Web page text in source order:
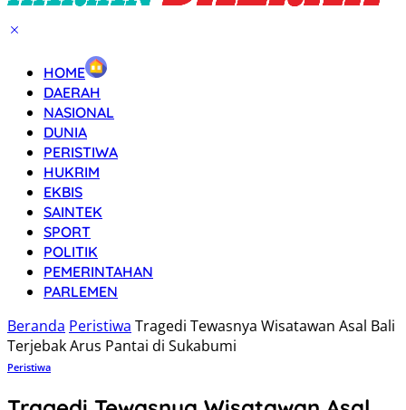
HOME
DAERAH
NASIONAL
DUNIA
PERISTIWA
HUKRIM
EKBIS
SAINTEK
SPORT
POLITIK
PEMERINTAHAN
PARLEMEN
Beranda Peristiwa Tragedi Tewasnya Wisatawan Asal Bali
Terjebak Arus Pantai di Sukabumi
Peristiwa